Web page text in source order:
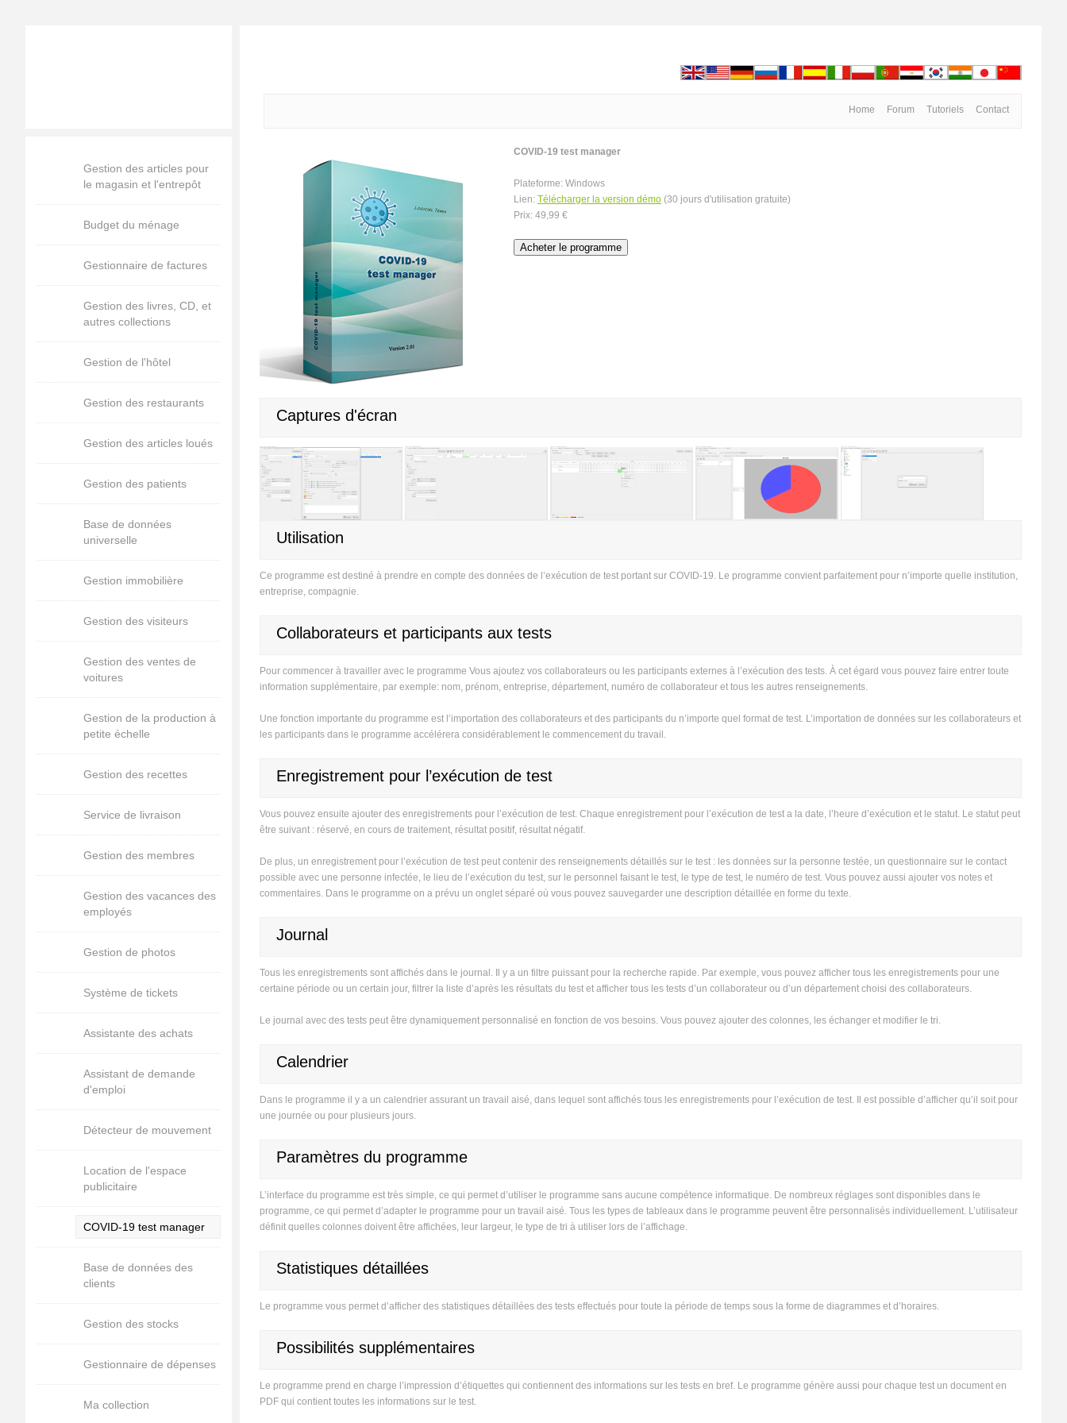
Gestion des articles pour
le magasin et l'entrepôt
Budget du ménage
Gestionnaire de factures
Gestion des livres, CD, et
autres collections
Gestion de l'hôtel
Gestion des restaurants
Gestion des articles loués
Gestion des patients
Base de données
universelle
Gestion immobilière
Gestion des visiteurs
Gestion des ventes de
voitures
Gestion de la production à
petite échelle
Gestion des recettes
Service de livraison
Gestion des membres
Gestion des vacances des
employés
Gestion de photos
Système de tickets
Assistante des achats
Assistant de demande
d'emploi
Détecteur de mouvement
Location de l'espace
publicitaire
COVID-19 test manager
Base de données des
clients
Gestion des stocks
Gestionnaire de dépenses
Ma collection
Home Forum Tutoriels Contact
COVID-19 test manager
Plateforme: Windows
Lien: Télécharger la version démo (30 jours d'utilisation gratuite)
Prix: 49,99 €
Captures d'écran
Utilisation
Ce programme est destiné à prendre en compte des données de l’exécution de test portant sur COVID-19. Le programme convient parfaitement pour n’importe quelle institution,
entreprise, compagnie.
Collaborateurs et participants aux tests
Pour commencer à travailler avec le programme Vous ajoutez vos collaborateurs ou les participants externes à l’exécution des tests. À cet égard vous pouvez faire entrer toute
information supplémentaire, par exemple: nom, prénom, entreprise, département, numéro de collaborateur et tous les autres renseignements.
Une fonction importante du programme est l’importation des collaborateurs et des participants du n’importe quel format de test. L’importation de données sur les collaborateurs et
les participants dans le programme accélérera considérablement le commencement du travail.
Enregistrement pour l’exécution de test
Vous pouvez ensuite ajouter des enregistrements pour l’exécution de test. Chaque enregistrement pour l’exécution de test a la date, l’heure d’exécution et le statut. Le statut peut
être suivant : réservé, en cours de traitement, résultat positif, résultat négatif.
De plus, un enregistrement pour l’exécution de test peut contenir des renseignements détaillés sur le test : les données sur la personne testée, un questionnaire sur le contact
possible avec une personne infectée, le lieu de l’exécution du test, sur le personnel faisant le test, le type de test, le numéro de test. Vous pouvez aussi ajouter vos notes et
commentaires. Dans le programme on a prévu un onglet séparé où vous pouvez sauvegarder une description détaillée en forme du texte.
Journal
Tous les enregistrements sont affichés dans le journal. Il y a un filtre puissant pour la recherche rapide. Par exemple, vous pouvez afficher tous les enregistrements pour une
certaine période ou un certain jour, filtrer la liste d’après les résultats du test et afficher tous les tests d’un collaborateur ou d’un département choisi des collaborateurs.
Le journal avec des tests peut être dynamiquement personnalisé en fonction de vos besoins. Vous pouvez ajouter des colonnes, les échanger et modifier le tri.
Calendrier
Dans le programme il y a un calendrier assurant un travail aisé, dans lequel sont affichés tous les enregistrements pour l’exécution de test. Il est possible d’afficher qu’il soit pour
une journée ou pour plusieurs jours.
Paramètres du programme
L’interface du programme est très simple, ce qui permet d’utiliser le programme sans aucune compétence informatique. De nombreux réglages sont disponibles dans le
programme, ce qui permet d’adapter le programme pour un travail aisé. Tous les types de tableaux dans le programme peuvent être personnalisés individuellement. L’utilisateur
définit quelles colonnes doivent être affichées, leur largeur, le type de tri à utiliser lors de l’affichage.
Statistiques détaillées
Le programme vous permet d’afficher des statistiques détaillées des tests effectués pour toute la période de temps sous la forme de diagrammes et d’horaires.
Possibilités supplémentaires
Le programme prend en charge l’impression d’étiquettes qui contiennent des informations sur les tests en bref. Le programme génère aussi pour chaque test un document en
PDF qui contient toutes les informations sur le test.